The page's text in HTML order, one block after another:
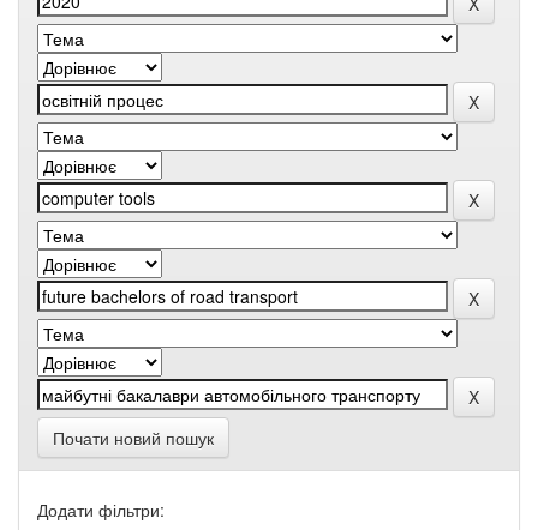
Почати новий пошук
Додати фільтри: